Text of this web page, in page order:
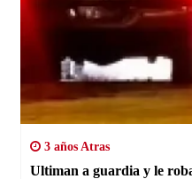
3 años Atras
Ultiman a guardia y le